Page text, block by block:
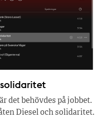
det behövdes på jobbet.
Diesel och solidaritet.